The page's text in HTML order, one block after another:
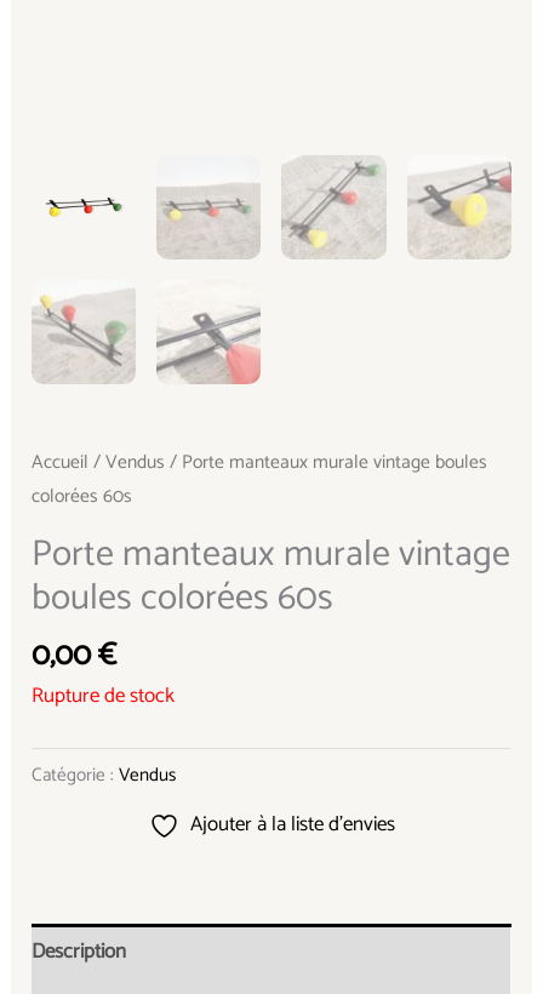
Accueil /Vendus / Porte manteaux murale vintage boules
colorées 60s
Porte manteaux murale vintage
boules colorées 60s
0,00€
Rupture de stock
Catégorie :Vendus
Ajouter à la liste d’envies
Description